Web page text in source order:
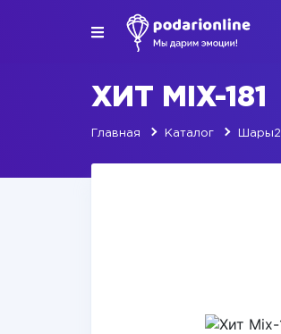
ХИТ MIX-181
Главная Каталог Шары2